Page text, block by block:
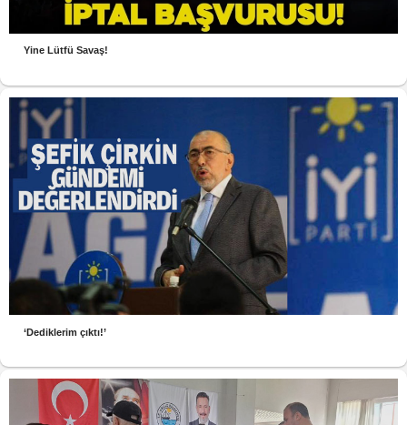
Yine Lütfü Savaş!
‘Dediklerim çıktı!’